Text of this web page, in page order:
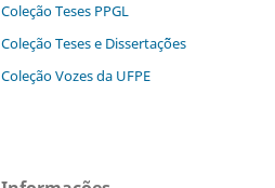
Coleção Teses PPGL
Coleção Teses e Dissertaç˜ões
Coleção Vozes da UFPE